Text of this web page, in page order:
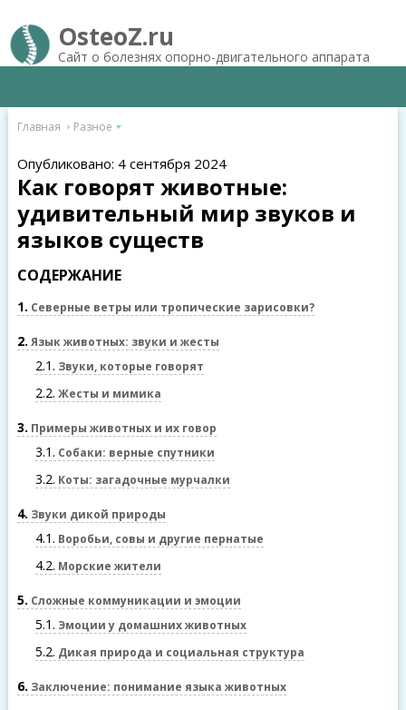
OsteoZ.ru
Сайт о болезнях опорно-двигательного аппарата
Главная Разное
Опубликовано: 4 сентября 2024
Как говорят животные:
удивительный мир звуков и
языков существ
СОДЕРЖАНИЕ
1 Северные ветры или тропические зарисовки?
2 Язык животных: звуки и жесты
2.1 Звуки, которые говорят
2.2 Жесты и мимика
3 Примеры животных и их говор
3.1 Собаки: верные спутники
3.2 Коты: загадочные мурчалки
4 Звуки дикой природы
4.1 Воробьи, совы и другие пернатые
4.2 Морские жители
5 Сложные коммуникации и эмоции
5.1 Эмоции у домашних животных
5.2 Дикая природа и социальная структура
6 Заключение: понимание языка животных